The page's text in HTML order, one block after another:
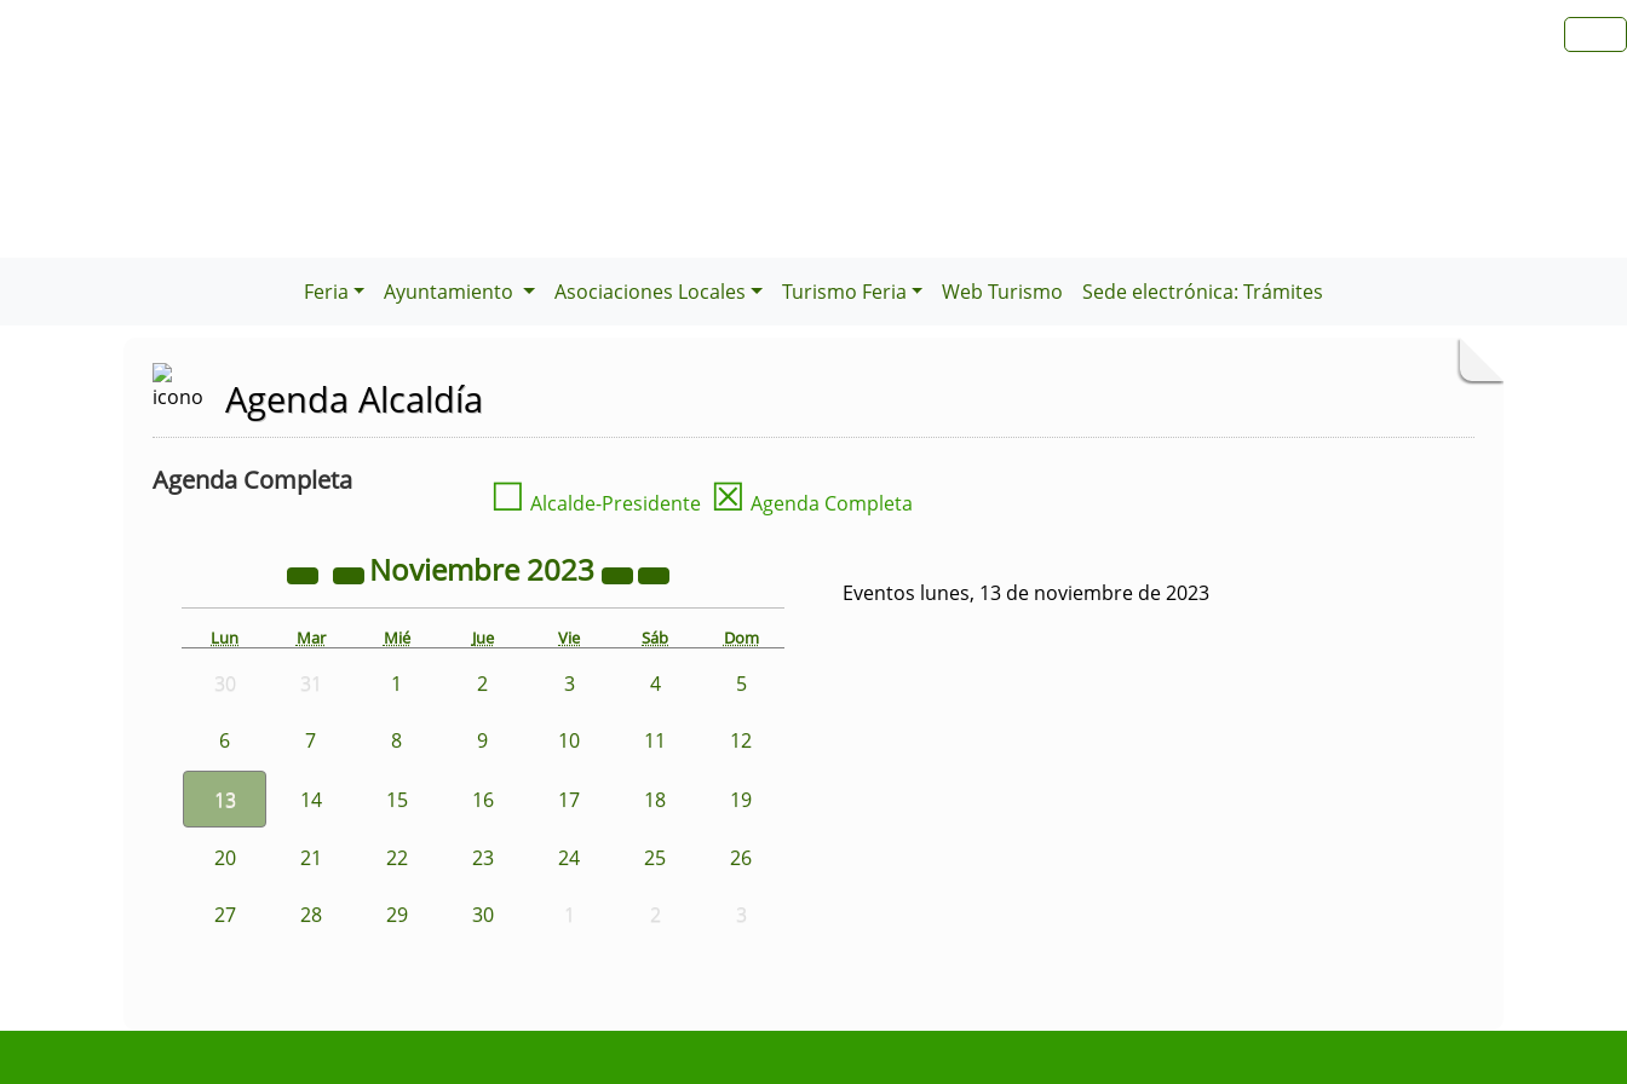
Feria Ayuntamiento Asociaciones Locales Turismo Feria Web Turismo Sede electrónica: Trámites
Agenda Alcaldía
Agenda Completa ☐ Alcalde-Presidente ☒ Agenda Completa
Noviembre2023
Lun Mar Mié Jue Vie Sáb Dom
30 31 1 2 3 4 5
6 7 8 9 10 11 12
13 14 15 16 17 18 19
20 21 22 23 24 25 26
27 28 29 30 1 2 3
Eventos lunes, 13 de noviembre de 2023